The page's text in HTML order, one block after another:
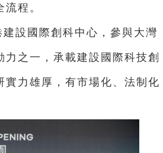
程。
設國際創科中心，參與大灣
之一，承載建設國際科技創
力雄厚，有市場化、法制化